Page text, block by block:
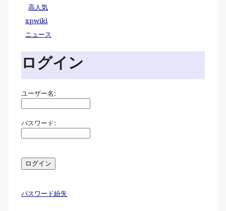
高人気
xpwiki
ニュース
ログイン
ユーザー名:
パスワード:
パスワード紛失